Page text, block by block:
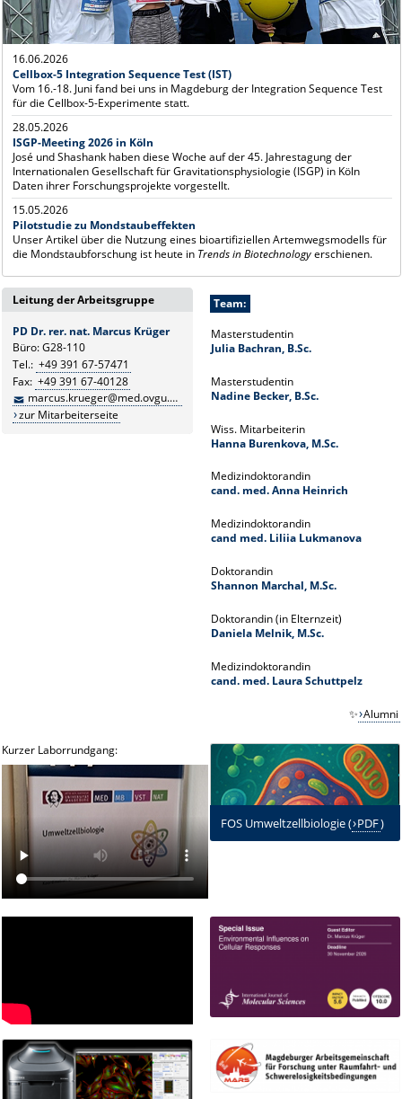
16.06.2026
Cellbox-5 Integration Sequence Test (IST)
Vom 16.-18. Juni fand bei uns in Magdeburg der Integration Sequence Test
für die Cellbox-5-Experimente statt.
28.05.2026
ISGP-Meeting 2026 in Köln
José und Shashank haben diese Woche auf der 45. Jahrestagung der
Internationalen Gesellschaft für Gravitationsphysiologie (ISGP) in Köln
Daten ihrer Forschungsprojekte vorgestellt.
15.05.2026
Pilotstudie zu Mondstaubeffekten
Unser Artikel über die Nutzung eines bioartifiziellen Artemwegsmodells für
die Mondstaubforschung ist heute in Trends in Biotechnologyerschienen.
Leitung der Arbeitsgruppe
PD Dr. rer. nat. Marcus Krüger
Büro: G28-110
Tel.: +49 391 67-57471
Fax: +49 391 67-40128
marcus.krueger@med.ovgu.de
zur Mitarbeiterseite
Team:
Masterstudentin
Julia Bachran, B.Sc.
Masterstudentin
Nadine Becker, B.Sc.
Wiss. Mitarbeiterin
Hanna Burenkova, M.Sc.
Medizindoktorandin
cand. med. Anna Heinrich
Medizindoktorandin
cand med. Liliia Lukmanova
Doktorandin
Shannon Marchal, M.Sc.
Doktorandin (in Elternzeit)
Daniela Melnik, M.Sc.
Medizindoktorandin
cand. med. Laura Schuttpelz
✨ Alumni
Kurzer Laborrundgang:
FOS Umweltzellbiologie ( PDF)